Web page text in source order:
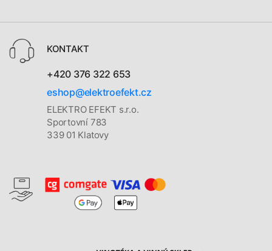
KONTAKT
+420 376 322 653
eshop@elektroefekt.cz
ELEKTRO EFEKT s.r.o.
Sportovní 783
339 01 Klatovy